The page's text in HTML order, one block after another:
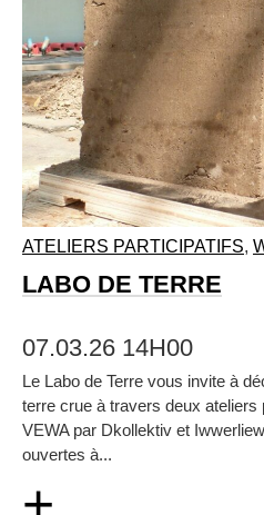
ATELIERS PARTICIPATIFS,
LABO DE TERRE
07.03.26 14H00
Le Labo de Terre vous invite à
terre crue à travers deux ateliers
VEWA par Dkollektiv et
ouvertes à...